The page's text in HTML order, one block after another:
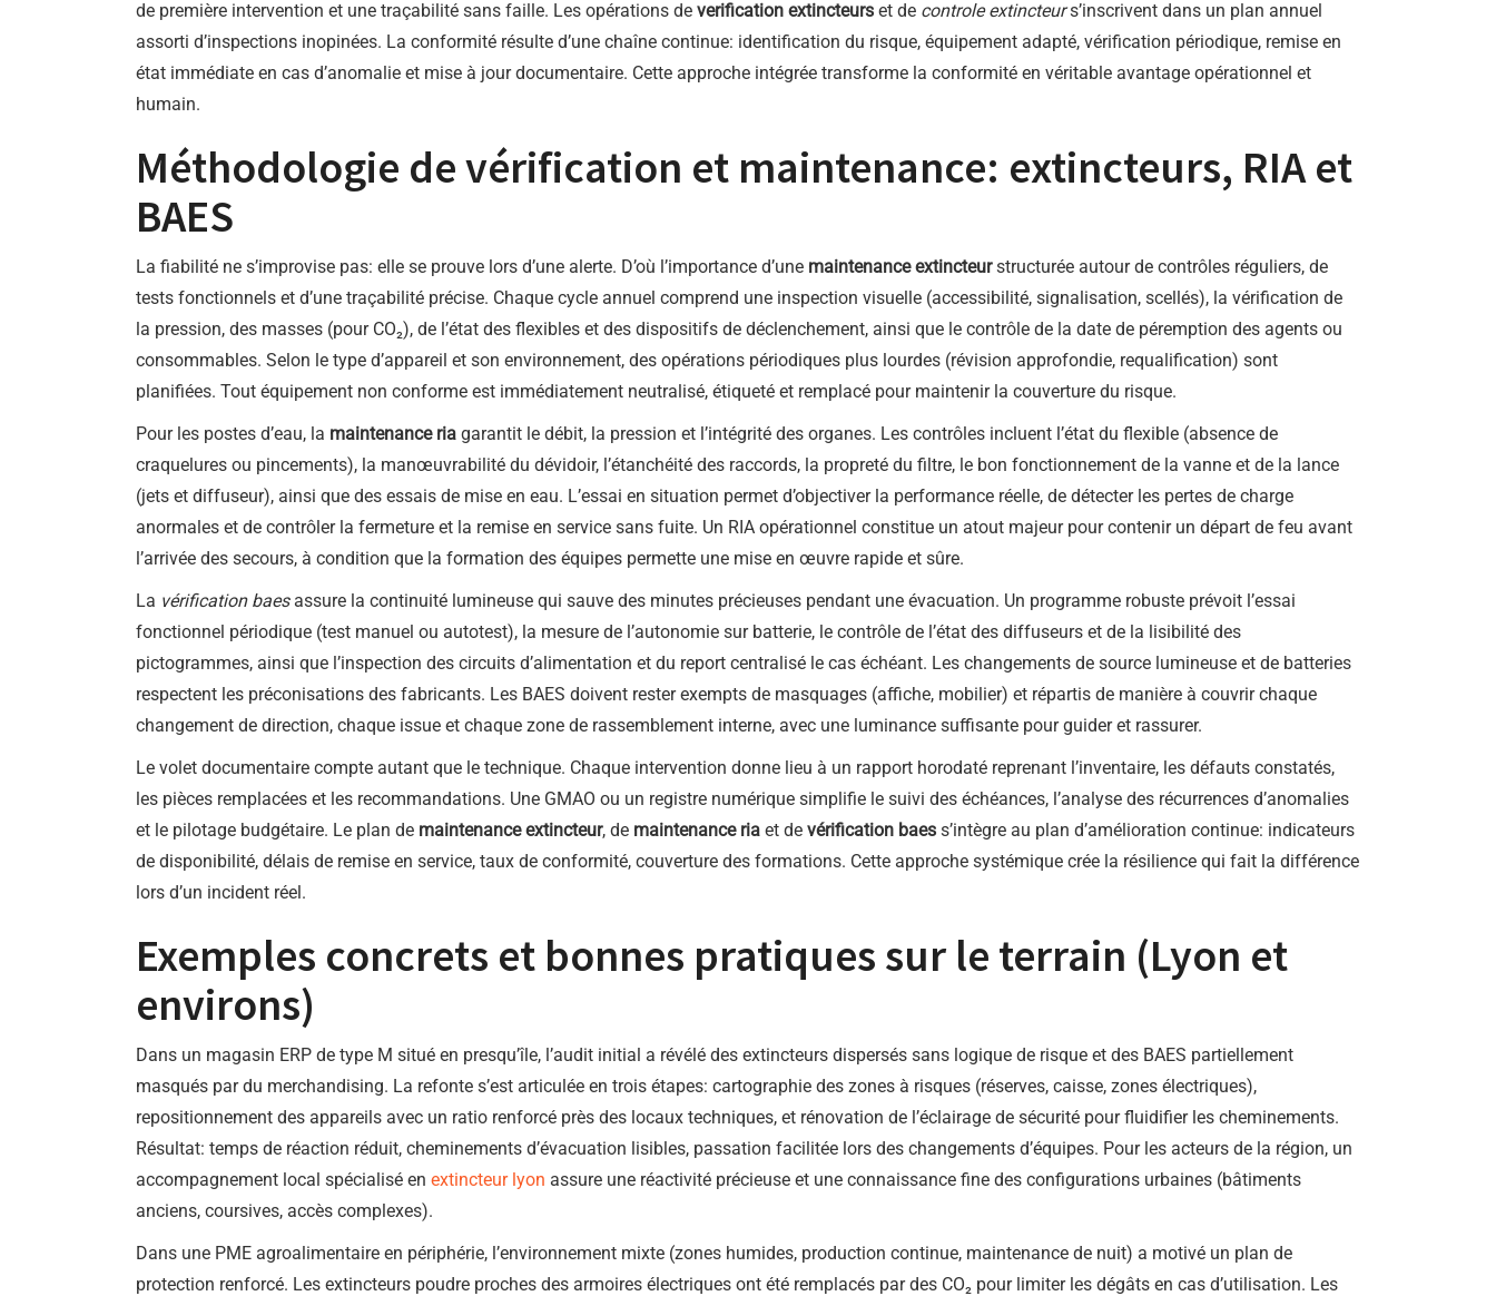
de première intervention et une traçabilité sans faille. Les opérations de verification extincteurs et de controle extincteurs’inscrivent dans un plan annuel
assorti d’inspections inopinées. La conformité résulte d’une chaîne continue: identification du risque, équipement adapté, vérification périodique, remise en
état immédiate en cas d’anomalie et mise à jour documentaire. Cette approche intégrée transforme la conformité en véritable avantage opérationnel et
humain.
Méthodologie de vérification et maintenance: extincteurs, RIA et
BAES
La fiabilité ne s’improvise pas: elle se prouve lors d’une alerte. D’où l’importance d’une maintenance extincteurstructurée autour de contrôles réguliers, de
tests fonctionnels et d’une traçabilité précise. Chaque cycle annuel comprend une inspection visuelle (accessibilité, signalisation, scellés), la vérification de
la pression, des masses (pour CO₂), de l’état des flexibles et des dispositifs de déclenchement, ainsi que le contrôle de la date de péremption des agents ou
consommables. Selon le type d’appareil et son environnement, des opérations périodiques plus lourdes (révision approfondie, requalification) sont
planifiées. Tout équipement non conforme est immédiatement neutralisé, étiqueté et remplacé pour maintenir la couverture du risque.
Pour les postes d’eau, la maintenance ria garantit le débit, la pression et l’intégrité des organes. Les contrôles incluent l’état du flexible (absence de
craquelures ou pincements), la manœuvrabilité du dévidoir, l’étanchéité des raccords, la propreté du filtre, le bon fonctionnement de la vanne et de la lance
(jets et diffuseur), ainsi que des essais de mise en eau. L’essai en situation permet d’objectiver la performance réelle, de détecter les pertes de charge
anormales et de contrôler la fermeture et la remise en service sans fuite. Un RIA opérationnel constitue un atout majeur pour contenir un départ de feu avant
l’arrivée des secours, à condition que la formation des équipes permette une mise en œuvre rapide et sûre.
La vérification baesassure la continuité lumineuse qui sauve des minutes précieuses pendant une évacuation. Un programme robuste prévoit l’essai
fonctionnel périodique (test manuel ou autotest), la mesure de l’autonomie sur batterie, le contrôle de l’état des diffuseurs et de la lisibilité des
pictogrammes, ainsi que l’inspection des circuits d’alimentation et du report centralisé le cas échéant. Les changements de source lumineuse et de batteries
respectent les préconisations des fabricants. Les BAES doivent rester exempts de masquages (affiche, mobilier) et répartis de manière à couvrir chaque
changement de direction, chaque issue et chaque zone de rassemblement interne, avec une luminance suffisante pour guider et rassurer.
Le volet documentaire compte autant que le technique. Chaque intervention donne lieu à un rapport horodaté reprenant l’inventaire, les défauts constatés,
les pièces remplacées et les recommandations. Une GMAO ou un registre numérique simplifie le suivi des échéances, l’analyse des récurrences d’anomalies
et le pilotage budgétaire. Le plan de maintenance extincteur, de maintenance ria et de vérification baes s’intègre au plan d’amélioration continue: indicateurs
de disponibilité, délais de remise en service, taux de conformité, couverture des formations. Cette approche systémique crée la résilience qui fait la différence
lors d’un incident réel.
Exemples concrets et bonnes pratiques sur le terrain (Lyon et
environs)
Dans un magasin ERP de type M situé en presqu’île, l’audit initial a révélé des extincteurs dispersés sans logique de risque et des BAES partiellement
masqués par du merchandising. La refonte s’est articulée en trois étapes: cartographie des zones à risques (réserves, caisse, zones électriques),
repositionnement des appareils avec un ratio renforcé près des locaux techniques, et rénovation de l’éclairage de sécurité pour fluidifier les cheminements.
Résultat: temps de réaction réduit, cheminements d’évacuation lisibles, passation facilitée lors des changements d’équipes. Pour les acteurs de la région, un
accompagnement local spécialisé en extincteur lyon assure une réactivité précieuse et une connaissance fine des configurations urbaines (bâtiments
anciens, coursives, accès complexes).
Dans une PME agroalimentaire en périphérie, l’environnement mixte (zones humides, production continue, maintenance de nuit) a motivé un plan de
protection renforcé. Les extincteurs poudre proches des armoires électriques ont été remplacés par des CO₂ pour limiter les dégâts en cas d’utilisation. Les